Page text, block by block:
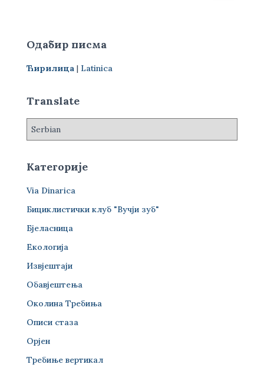
а
а
а
Одабир писма
Ћирилица | Latinica
Translate
Категорије
Via Dinarica
Бициклистички клуб "Вучји зуб"
Бјеласница
Екологија
Извјештаји
Обавјештења
Околина Требиња
Описи стаза
Орјен
Требиње вертикал